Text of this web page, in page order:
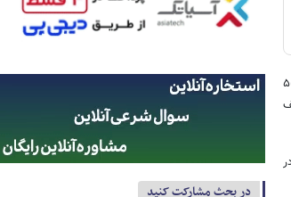
به مدیران گالری ملی پرتره که به امضای بیش از ۵۰
در بحث مشارکت کنید